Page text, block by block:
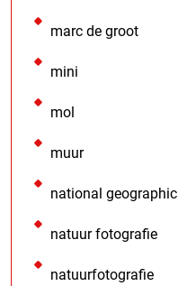
marc de groot
mini
mol
muur
national geographic
natuur fotografie
natuurfotografie